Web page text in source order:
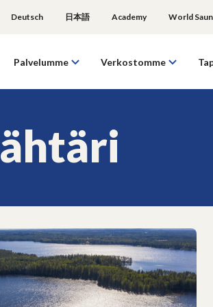
Deutsch 日本語 Academy World
Palvelumme Verkostomme
ähtäri